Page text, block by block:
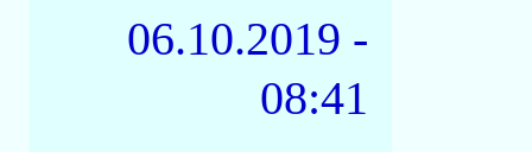
06.10.2019 -
08:41